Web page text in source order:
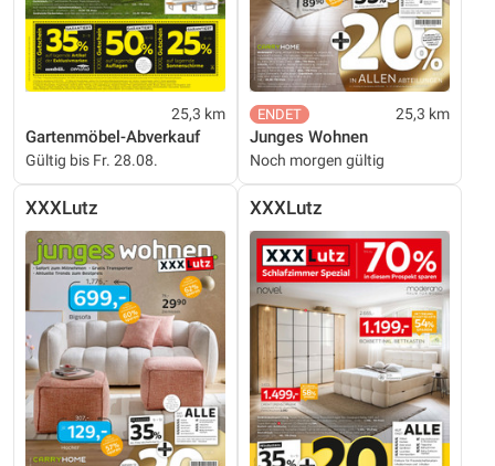
25,3 km
Gartenmöbel-Abverkauf
Gültig bis Fr. 28.08.
25,3 km
Junges Wohnen
Noch morgen gültig
XXXLutz XXXLutz